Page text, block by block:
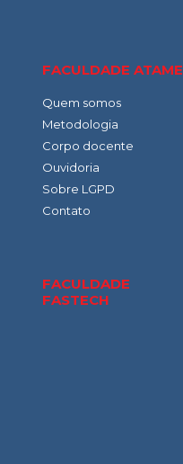
FACULDADE ATAME
Quem somos
Metodologia
Corpo docente
Ouvidoria
Sobre LGPD
Contato
FACULDADE
FASTECH